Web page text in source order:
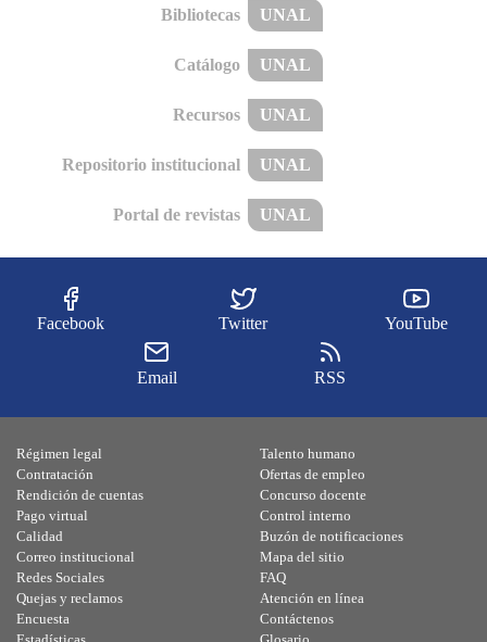
Bibliotecas UNAL
Catálogo UNAL
Recursos UNAL
Repositorio institucional UNAL
Portal de revistas UNAL
Facebook Twitter YouTube
Email RSS
Régimen legal
Contratación
Rendición de cuentas
Pago virtual
Calidad
Talento humano
Ofertas de empleo
Concurso docente
Control interno
Buzón de notificaciones
Correo institucional
Redes Sociales
Quejas y reclamos
Encuesta
Mapa del sitio
FAQ
Atención en línea
Contáctenos